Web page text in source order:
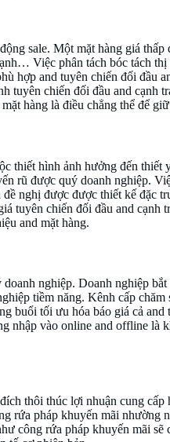
sale. Một mặt hàng giá
Việc phân tách bóc tách
hợp and tuyên chiến đối
tuyên chiến đối đầu and
hàng là điều chẳng thể để
thiết hình ảnh hưởng đến
rũ được quý doanh nghiệp.
nghị được được thiết kế đặc
tuyên chiến đối đầu and
and mặt hàng.
nghiệp. Doanh nghiệp
tiềm năng. Kênh cấp
buổi tối ưu hóa báo giá cả
nhập vào online and offline
thôi thúc lợi nhuận cung
rứa pháp khuyến mãi nhường
công rứa pháp khuyến mãi sẽ